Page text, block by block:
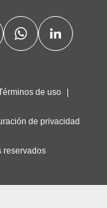
de uso
de privacidad
reservados